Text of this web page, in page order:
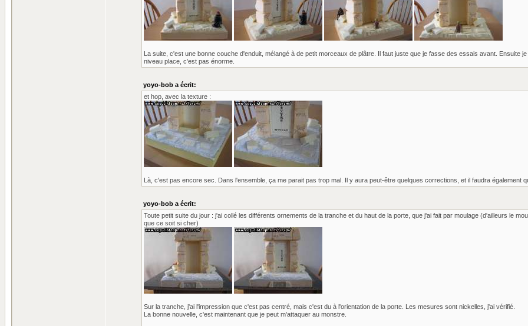
La suite, c'est une bonne couche d'enduit, mélangé à de petit morceaux de plâtre. Il faut juste que je fasse des essais avant. Ensuite
niveau place, c'est pas énorme.
yoyo-bob a écrit:
et hop, avec la texture :
Là, c'est pas encore sec. Dans l'ensemble, ça me parait pas trop mal. Il y aura peut-être quelques corrections, et il faudra également
yoyo-bob a écrit:
Toute petit suite du jour : j'ai collé les différents ornements de la tranche et du haut de la porte, que j'ai fait par moulage (d'ailleurs le
que ce soit si cher)
Sur la tranche, j'ai l'impression que c'est pas centré, mais c'est du à l'orientation de la porte. Les mesures sont nickelles, j'ai vérifié.
La bonne nouvelle, c'est maintenant que je peut m'attaquer au monstre.